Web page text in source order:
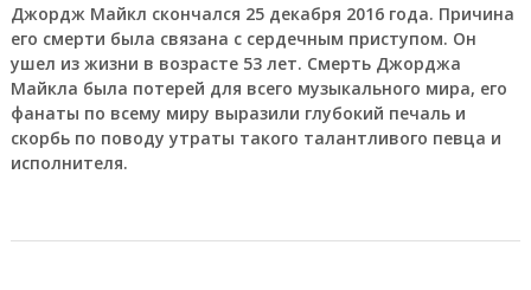
Джордж Майкл скончался 25 декабря 2016 года. Причина
его смерти была связана с сердечным приступом. Он
ушел из жизни в возрасте 53 лет. Смерть Джорджа
Майкла была потерей для всего музыкального мира, его
фанаты по всему миру выразили глубокий печаль и
скорбь по поводу утраты такого талантливого певца и
исполнителя.